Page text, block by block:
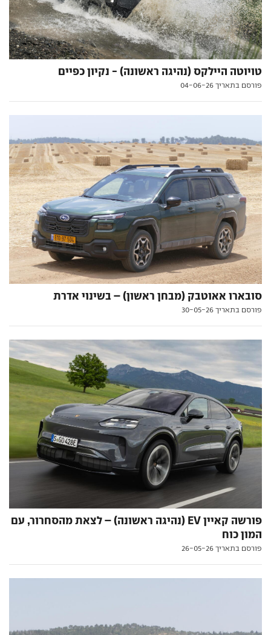
טויוטה היילקס (נהיגה ראשונה) - נקיון כפיים
פורסם בתאריך 04-06-26
סובארו אאוטבק (מבחן ראשון) – בשינוי אדרת
פורסם בתאריך 30-05-26
פורשה קאיין EV (נהיגה ראשונה) – לצאת מהסחרור, עם
המון כוח
פורסם בתאריך 26-05-26